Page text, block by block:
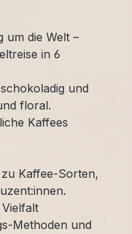
um die Welt –
in 6
und
floral.
Kaffees
Kaffee-Sorten,
Methoden und